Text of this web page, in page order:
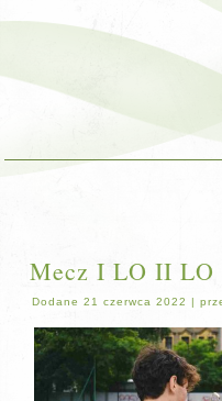
Mecz I LO II LO
Dodane 21 czerwca 2022 |